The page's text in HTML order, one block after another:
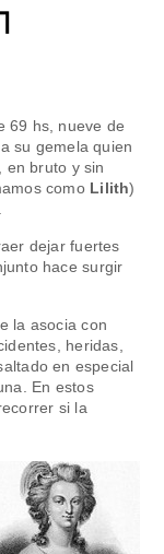
69 hs, nueve de
su gemela quien
en bruto y sin
como Lilith)
dejar fuertes
hace surgir
la asocia con
heridas,
en especial
En estos
si la